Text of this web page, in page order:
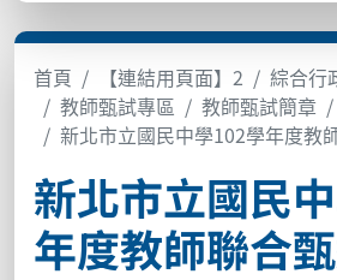
首頁 【連結用頁面】2
綜合行
教師甄試專區
教師甄試簡章
新北市立國民中學102學年度教
新北市立國民
年度教師聯合